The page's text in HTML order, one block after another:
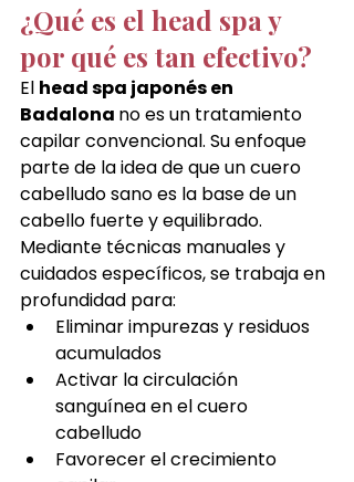
¿Qué es el head spa y
por qué es tan efectivo?
El head spa japonés en
Badalona no es un tratamiento
capilar convencional. Su enfoque
parte de la idea de que un cuero
cabelludo sano es la base de un
cabello fuerte y equilibrado.
Mediante técnicas manuales y
cuidados específicos, se trabaja en
profundidad para:
Eliminar impurezas y residuos
acumulados
Activar la circulación
sanguínea en el cuero
cabelludo
Favorecer el crecimiento